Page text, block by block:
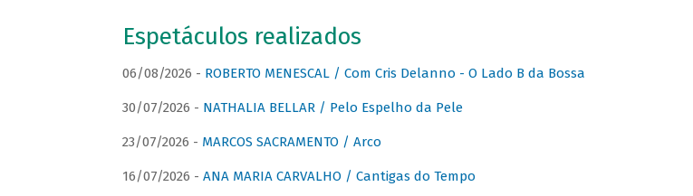
Espetáculos realizados
06/08/2026 - ROBERTO MENESCAL / Com Cris Delanno - O Lado B da Bossa
30/07/2026 - NATHALIA BELLAR / Pelo Espelho da Pele
23/07/2026 - MARCOS SACRAMENTO / Arco
16/07/2026 - ANA MARIA CARVALHO / Cantigas do Tempo